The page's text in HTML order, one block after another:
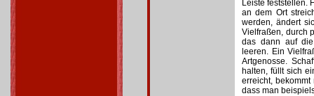
Leiste feststellen.
an dem Ort
werden, ändert
Vielfraßen, durch
das dann auf die
leeren. Ein
Artgenosse.
halten, füllt sich
erreicht,
dass man